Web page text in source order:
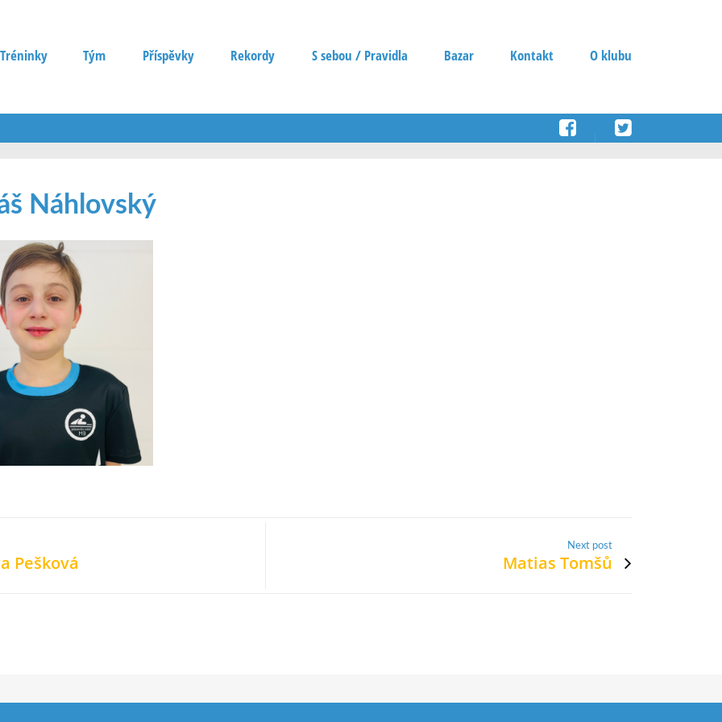
Tréninky Tým Příspěvky Rekordy S sebou / Pravidla Bazar Kontakt O klubu
Náhlovský
Pešková
Next post
Matias Tomšů